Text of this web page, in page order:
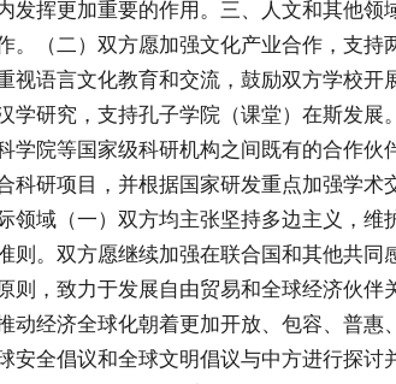
挥更加重要的作用。三、人文和其他领
。（二）双方愿加强文化产业合作，支持
视语言文化教育和交流，鼓励双方学校开
研究，支持孔子学院（课堂）在斯发展
院等国家级科研机构之间既有的合作伙
研项目，并根据国家研发重点加强学术
领域（一）双方均主张坚持多边主义，维
则。双方愿继续加强在联合国和其他共同
则，致力于发展自由贸易和全球经济伙伴
动经济全球化朝着更加开放、包容、普惠
安全倡议和全球文明倡议与中方进行探讨